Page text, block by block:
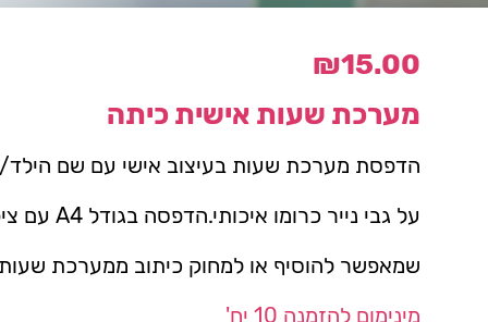
₪15.00
מערכת שעות אישית כיתה
הדפסת מערכת שעות בעיצוב אישי עם שם
על גבי נייר כרומו איכותי.הדפסה בגודל A4 עם ציפוי למינציה
שמאפשר להוסיף או למחוק כיתוב ממערכת
מינימום להזמנה 10 יח'